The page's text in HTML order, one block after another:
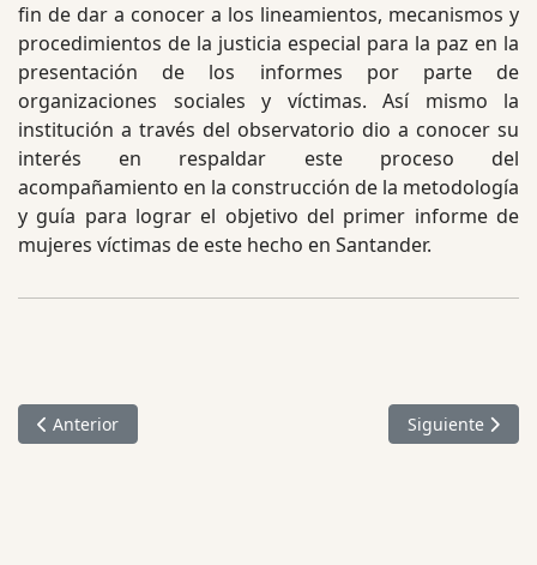
fin de dar a conocer a los lineamientos, mecanismos y
procedimientos de la justicia especial para la paz en la
presentación de los informes por parte de
organizaciones sociales y víctimas. Así mismo la
institución a través del observatorio dio a conocer su
interés en respaldar este proceso del
acompañamiento en la construcción de la metodología
y guía para lograr el objetivo del primer informe de
mujeres víctimas de este hecho en Santander.
Artículo anterior: Taller JEP - Un reto colectivo por la verdad
Anterior Artículo
Siguiente